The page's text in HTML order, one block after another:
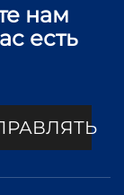
нам
есть